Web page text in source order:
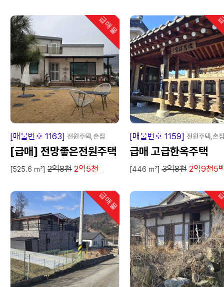
급매물
인기
급 매 물
[매물번호 1163] 전원주택,촌집
[급매] 전망좋은전원주택
[525.6 ㎡] 2억8천 2억5천
급 매
[매물번호 1159] 전원주택,촌집
급매 고급한옥주택
[446 ㎡] 3억8천 2억9천5
급매물
인기